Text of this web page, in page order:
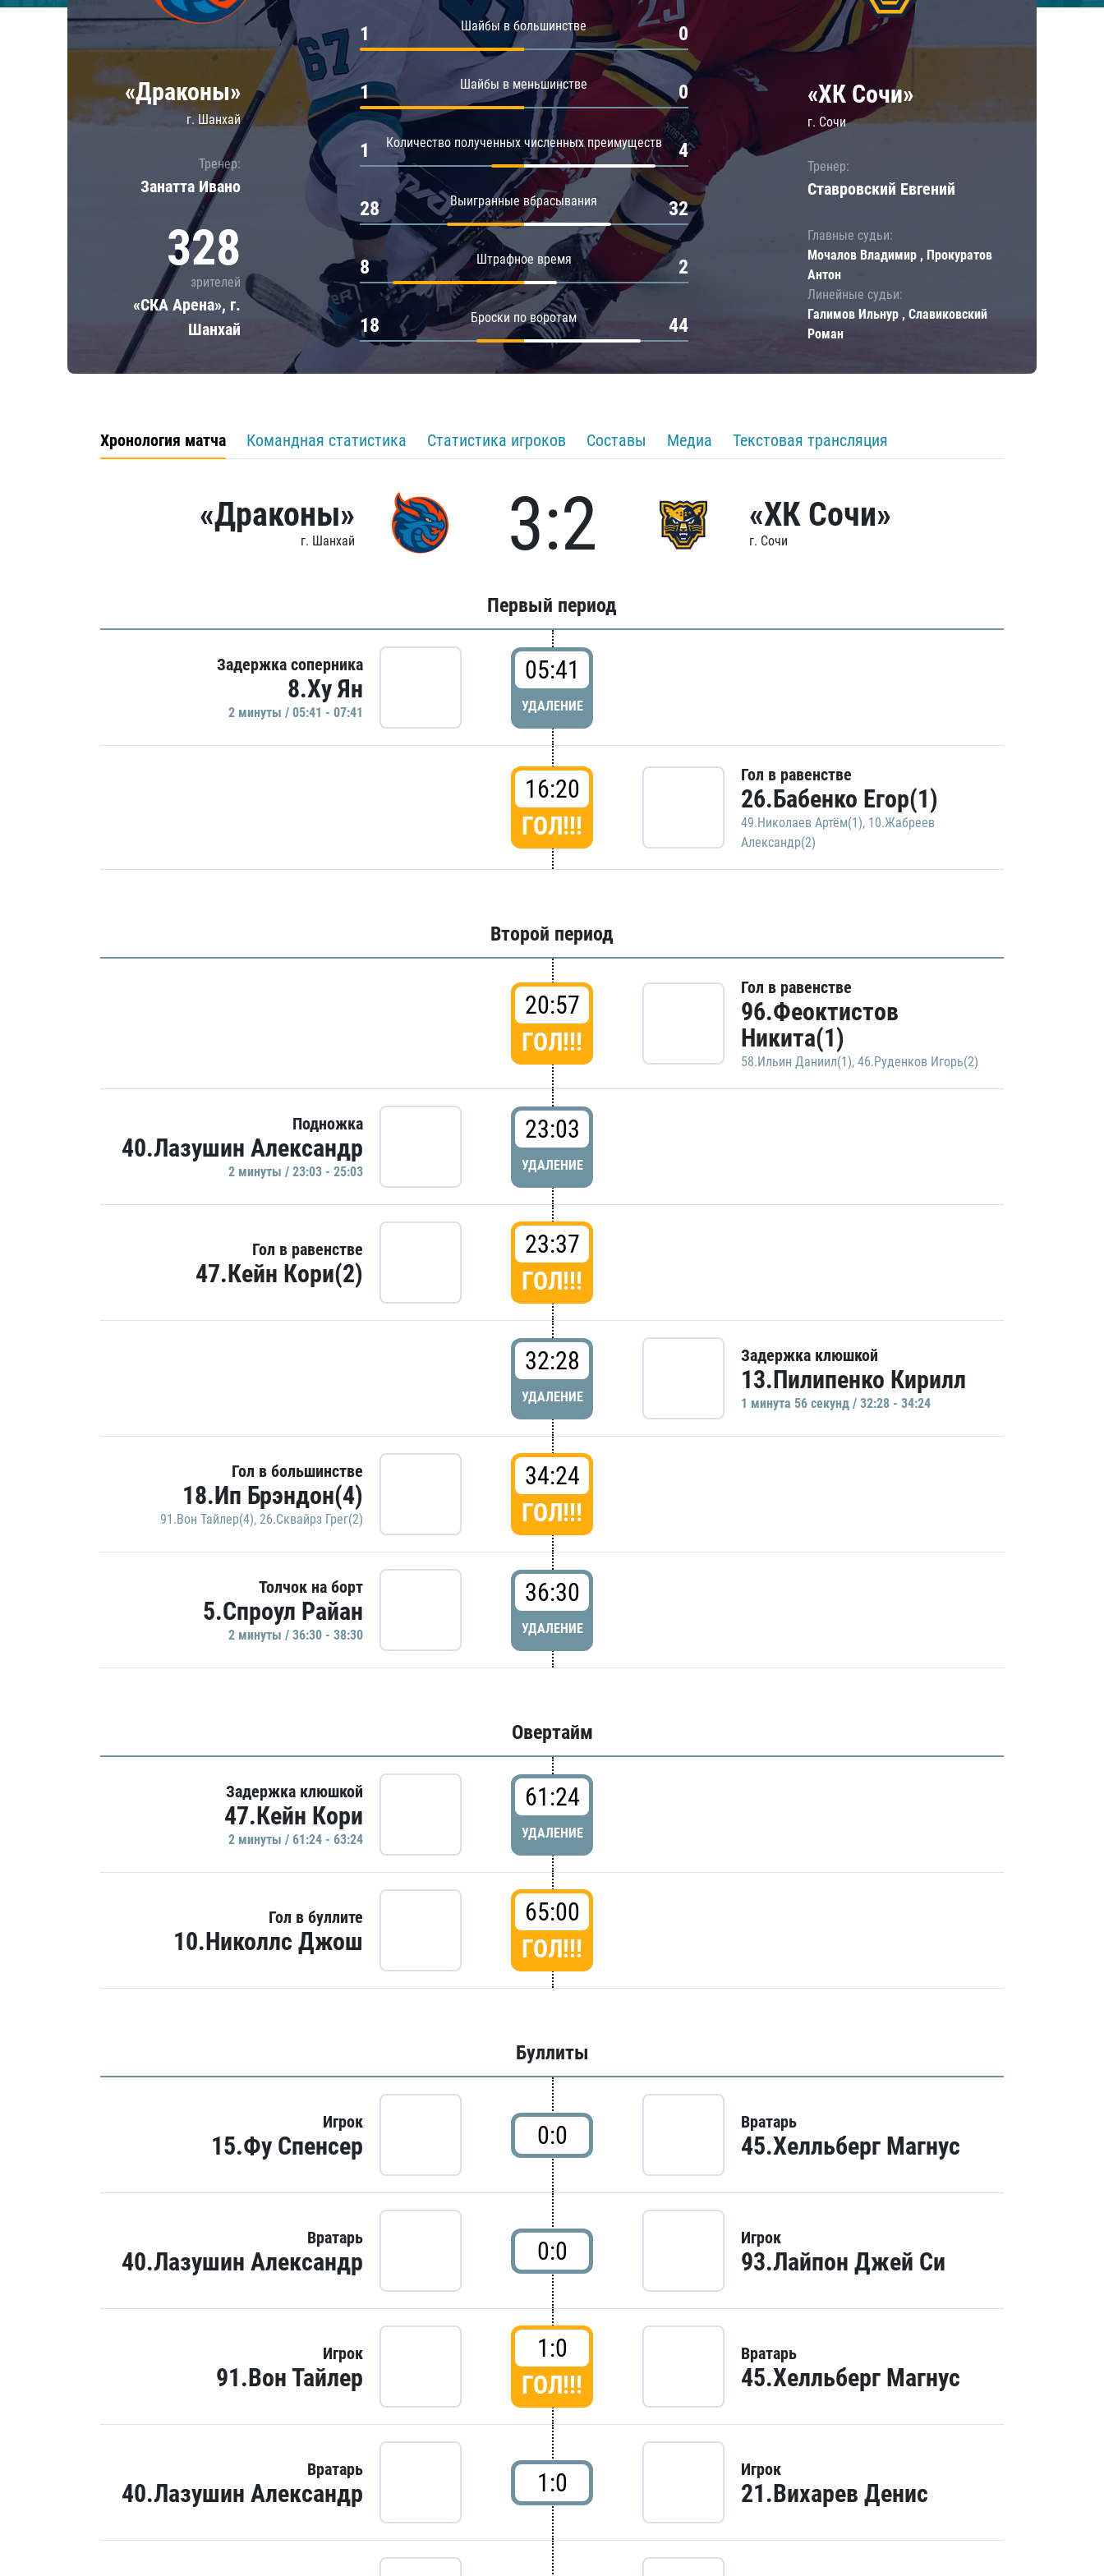
Локомотив
Шанхайские Драконы
Амур
Барыс
Салават Юлаев
«Драконы»
г. Шанхай
Тренер:
Занатта Иванo
328
зрителей
«СКА Арена», г.
Шанхай
Шайбы в большинстве
1 0
Шайбы в меньшинстве
1 0
Количество полученных численных преимуществ
1 4
Выигранные вбрасывания
28 32
Штрафное время
8 2
Броски по воротам
18 44
«ХК Сочи»
г. Сочи
Тренер:
Ставровский Евгений
Главные судьи:
Мочалов Владимир , Прокуратов
Антон
Линейные судьи:
Галимов Ильнур , Славиковский
Роман
Хронология матча Командная статистика Статистика игроков Составы Медиа Текстовая трансляция
«Драконы»
г. Шанхай 3:2 «ХК Сочи»
г. Сочи
Первый период
Задержка соперника
8.Ху Ян
2 минуты / 05:41 - 07:41
05:41
УДАЛЕНИЕ
16:20
ГОЛ!!!
Гол в равенстве
26.Бабенко Егор(1)
49.Николаев Артём(1), 10.Жабреев
Александр(2)
Второй период
20:57
ГОЛ!!!
Гол в равенстве
96.Феоктистов
Никита(1)
58.Ильин Даниил(1), 46.Руденков Игорь(2)
Подножка
40.Лазушин Александр
2 минуты / 23:03 - 25:03
23:03
УДАЛЕНИЕ
Гол в равенстве
47.Кейн Кори(2)
23:37
ГОЛ!!!
32:28
УДАЛЕНИЕ
Задержка клюшкой
13.Пилипенко Кирилл
1 минутa 56 секунд / 32:28 - 34:24
Гол в большинстве
18.Ип Брэндон(4)
91.Вон Тайлер(4), 26.Сквайрз Грег(2)
34:24
ГОЛ!!!
Толчок на борт
5.Спроул Райан
2 минуты / 36:30 - 38:30
36:30
УДАЛЕНИЕ
Овертайм
Задержка клюшкой
47.Кейн Кори
2 минуты / 61:24 - 63:24
61:24
УДАЛЕНИЕ
Гол в буллите
10.Николлс Джош
65:00
ГОЛ!!!
Буллиты
Игрок
15.Фу Спенсер 0:0 Вратарь
45.Хелльберг Магнус
Вратарь
40.Лазушин Александр 0:0 Игрок
93.Лайпон Джей Си
Игрок
91.Вон Тайлер
1:0
ГОЛ!!!
Вратарь
45.Хелльберг Магнус
Вратарь
40.Лазушин Александр 1:0 Игрок
21.Вихарев Денис